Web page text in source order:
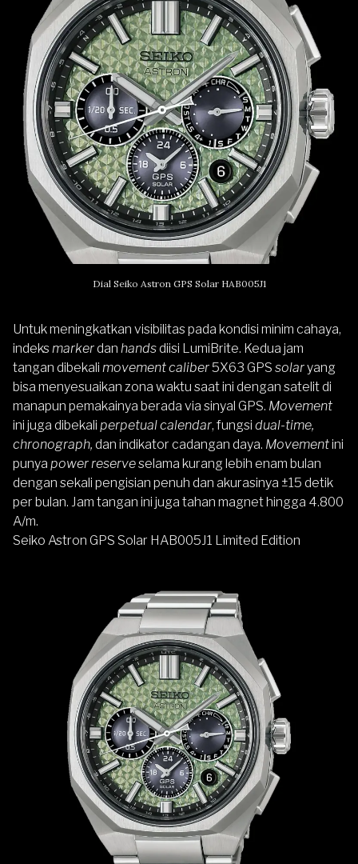
Dial Seiko Astron GPS Solar HAB005J1
Untuk meningkatkan visibilitas pada kondisi minim cahaya,
indeksmarkerdan handsdiisi LumiBrite. Kedua jam
tangan dibekali movement caliber5X63 GPS solaryang
bisa menyesuaikan zona waktu saat ini dengan satelit di
manapun pemakainya berada via sinyal GPS. Movement
ini juga dibekali perpetual calendar, fungsi dual-time,
chronograph, dan indikator cadangan daya. Movementini
punya power reserveselama kurang lebih enam bulan
dengan sekali pengisian penuh dan akurasinya ±15 detik
per bulan. Jam tangan ini juga tahan magnet hingga 4.800
A/m.
Seiko Astron GPS Solar HAB005J1 Limited Edition